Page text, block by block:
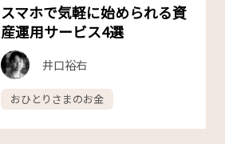
スマホで気軽に始められる資
産運用サービス4選
井口裕右
おひとりさまのお金